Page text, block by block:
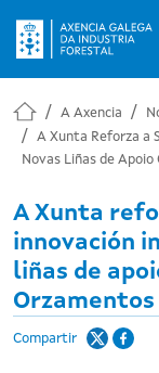
A Axencia
A Xunta Reforza a
Novas Liñas de
A Xunta
innovación
liñas de
Orzamentos
Compartir